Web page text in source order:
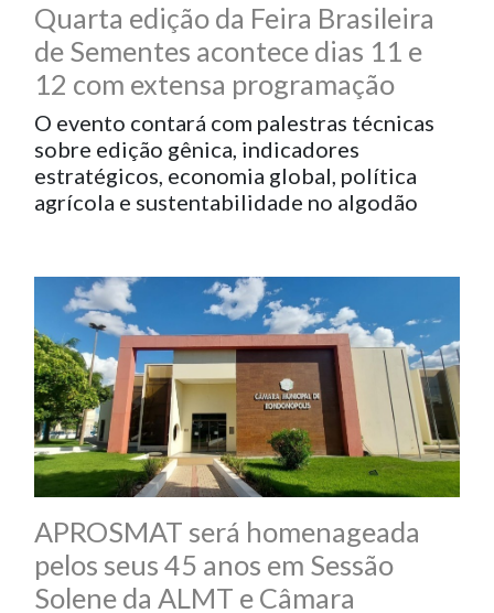
Quarta edição da Feira Brasileira
de Sementes acontece dias 11 e
12 com extensa programação
O evento contará com palestras técnicas
sobre edição gênica, indicadores
estratégicos, economia global, política
agrícola e sustentabilidade no algodão
APROSMAT será homenageada
pelos seus 45 anos em Sessão
Solene da ALMT e Câmara